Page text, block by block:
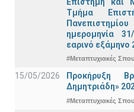
Τμήμα
ημερομηνία
εαρινό εξάμηνο
#Μεταπτυχιακές
15/05/2026
Προκήρυξη
Δημητριάδη»
#Μεταπτυχιακές